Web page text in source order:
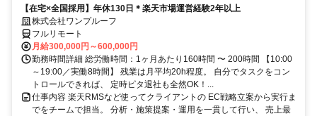
【在宅×全国採用】年休130日＊楽天市場運営経験2年以上
株式会社ワンプルーフ
フルリモート
月給300,000円～600,000円
勤務時間詳細 総労働時間：1ヶ月あたり160時間 〜 200時間 【10:00
～19:00／実働8時間】 残業は月平均20h程度。 自分でタスクをコン
トロールできれば、 定時ピタ退社も全然OK！...
仕事内容 楽天RMSなど使ってクライアントの EC戦略立案から実行ま
でをチームで担当。 分析・施策提案・運用を一貫して行い、 売上最